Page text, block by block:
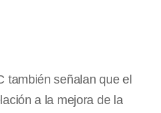
también señalan que el
a la mejora de la